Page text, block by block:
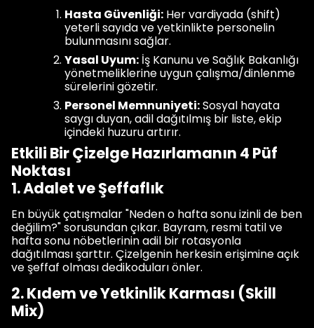
Hasta Güvenliği: Her vardiyada (shift)
yeterli sayıda ve yetkinlikte personelin
bulunmasını sağlar.
Yasal Uyum: İş Kanunu ve Sağlık Bakanlığı
yönetmeliklerine uygun çalışma/dinlenme
sürelerini gözetir.
Personel Memnuniyeti:Sosyal hayata
saygı duyan, adil dağıtılmış bir liste, ekip
içindeki huzuru artırır.
Etkili Bir Çizelge Hazırlamanın 4 Püf
Noktası
1. Adalet ve Şeffaflık
En büyük çatışmalar "Neden o hafta sonu izinli de ben
değilim?" sorusundan çıkar. Bayram, resmi tatil ve
hafta sonu nöbetlerinin adil bir rotasyonla
dağıtılması şarttır. Çizelgenin herkesin erişimine açık
ve şeffaf olması dedikoduları önler.
2. Kıdem ve Yetkinlik Karması (Skill
Mix)